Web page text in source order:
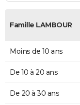
Famille LAMBOUR
Moins de 10 ans
De 10 à 20 ans
De 20 à 30 ans